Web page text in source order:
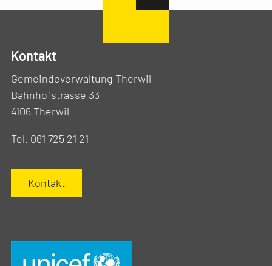
Kontakt
Gemeindeverwaltung Therwil
Bahnhofstrasse 33
4106 Therwil
Tel. 061 725 21 21
Kontakt